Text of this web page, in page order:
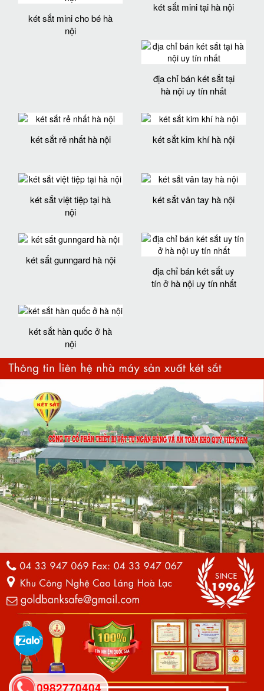
két sắt mini cho bé hà
nội
két sắt mini tại hà nội
địa chỉ bán két sắt tại
hà nội uy tín nhất
két sắt rẻ nhất hà nội két sắt kim khí hà nội
két sắt việt tiệp tại hà
nội
két sắt vân tay hà nội
két sắt gunngard hà nội
địa chỉ bán két sắt uy
tín ở hà nội uy tín nhất
két sắt hàn quốc ở hà
nội
0982770404